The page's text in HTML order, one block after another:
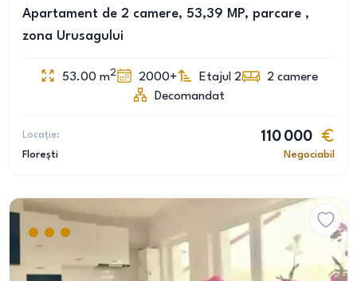
Apartament de 2 camere, 53,39 MP, parcare ,
zona Urusagului
53.00 m2 2000+ Etajul 2 2 camere
Decomandat
Locație:
Florești
110 000
Negociabil